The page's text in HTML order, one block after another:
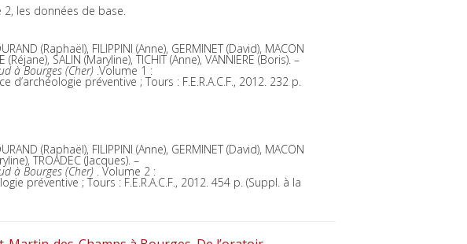
les données de base.
(Raphaël), FILIPPINI (Anne), GERMINET (David), MACON
SALIN (Maryline), TICHIT (Anne), VANNIERE (Boris). –
à Bourges (Cher) .Volume 1 :
préventive ; Tours : F.E.R.A.C.F., 2012. 232 p.
(Raphaël), FILIPPINI (Anne), GERMINET (David), MACON
TROADEC (Jacques). –
à Bourges (Cher) . Volume 2 :
préventive ; Tours : F.E.R.A.C.F., 2012. 454 p. (Suppl. à la